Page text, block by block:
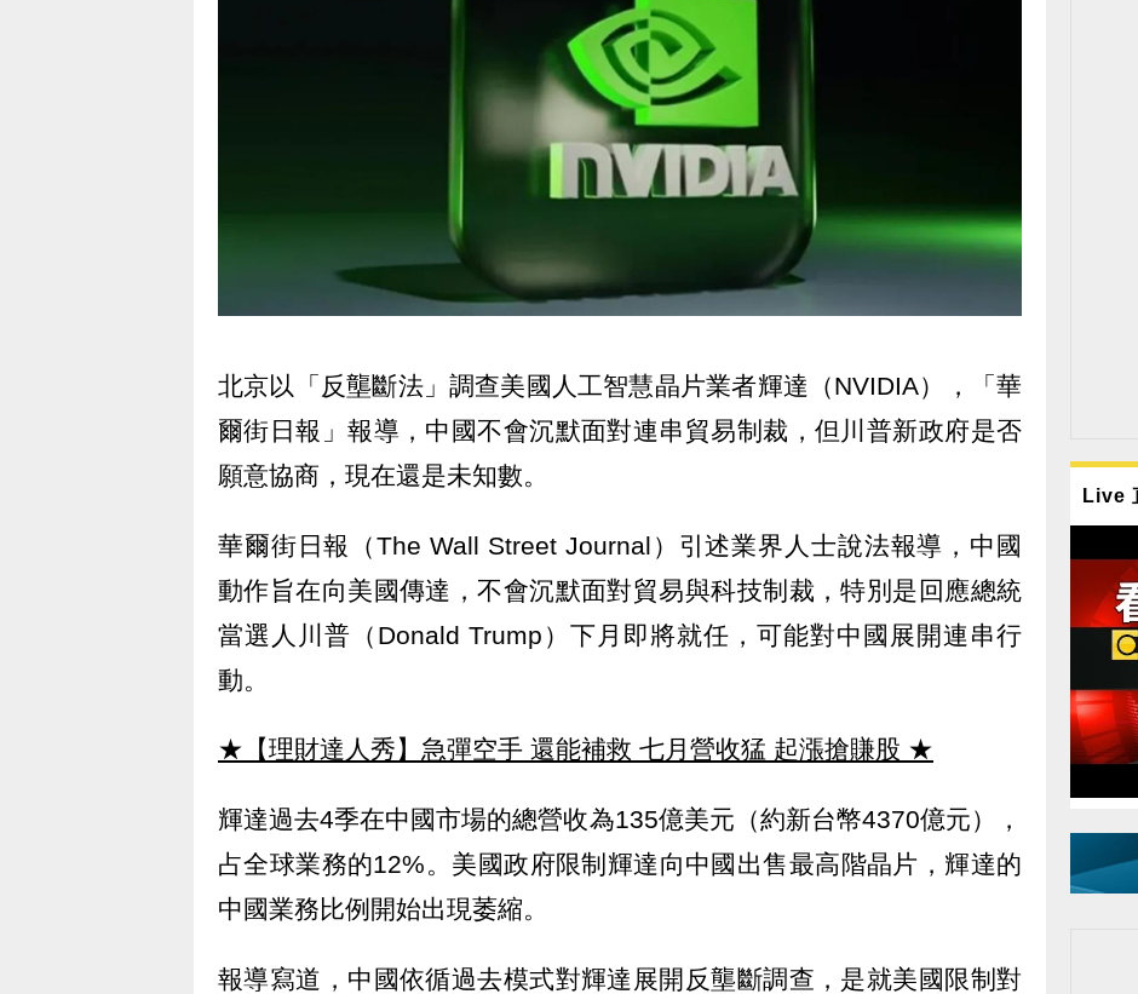
北京以「反壟斷法」調查美國人工智慧晶片業者輝達（NVIDIA），「華
爾街日報」報導，中國不會沉默面對連串貿易制裁，但川普新政府是否
願意協商，現在還是未知數。
華爾街日報（The Wall Street Journal）引述業界人士說法報導，中國
動作旨在向美國傳達，不會沉默面對貿易與科技制裁，特別是回應總統
當選人川普（Donald Trump）下月即將就任，可能對中國展開連串行
動。
★【理財達人秀】急彈空手 還能補救 七月營收猛 起漲搶賺股 ★
輝達過去4季在中國市場的總營收為135億美元（約新台幣4370億元），
占全球業務的12%。美國政府限制輝達向中國出售最高階晶片，輝達的
中國業務比例開始出現萎縮。
報導寫道，中國依循過去模式對輝達展開反壟斷調查，是就美國限制對
Live